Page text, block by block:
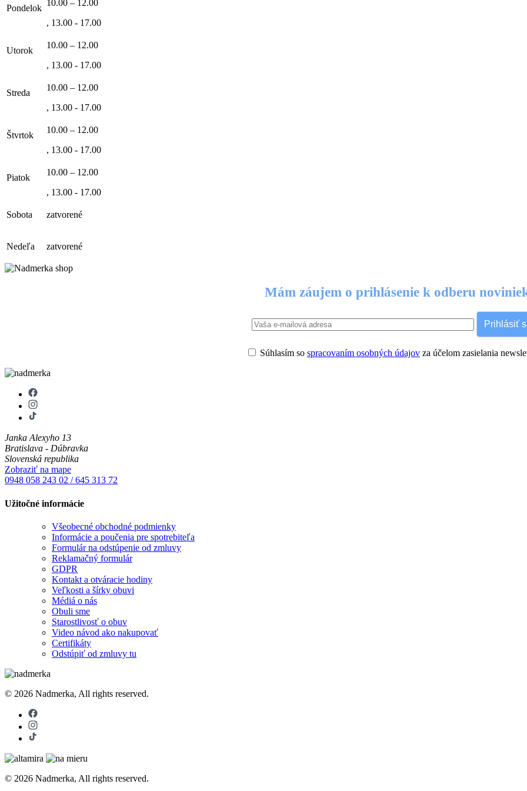
Pondelok
10.00 – 12.00
, 13.00 - 17.00
Utorok
10.00 – 12.00
, 13.00 - 17.00
Streda
10.00 – 12.00
, 13.00 - 17.00
Štvrtok
10.00 – 12.00
, 13.00 - 17.00
Piatok
10.00 – 12.00
, 13.00 - 17.00
Sobota zatvorené
Nedeľa zatvorené
Mám záujem o prihlásenie k odberu
Prihlásiť
Súhlasím so spracovaním osobných údajov za účelom zasielania
Janka Alexyho 13
Bratislava - Dúbravka
Slovenská republika
Zobraziť na mape
0948 058 243 02 / 645 313 72
Užitočné informácie
Všeobecné obchodné podmienky
Informácie a poučenia pre spotrebiteľa
Formulár na odstúpenie od zmluvy
Reklamačný formulár
GDPR
Kontakt a otváracie hodiny
Veľkosti a šírky obuvi
Médiá o nás
Obuli sme
Starostlivosť o obuv
Video návod ako nakupovať
Certifikáty
Odstúpiť od zmluvy tu
© 2026 Nadmerka, All rights reserved.
© 2026 Nadmerka, All rights reserved.